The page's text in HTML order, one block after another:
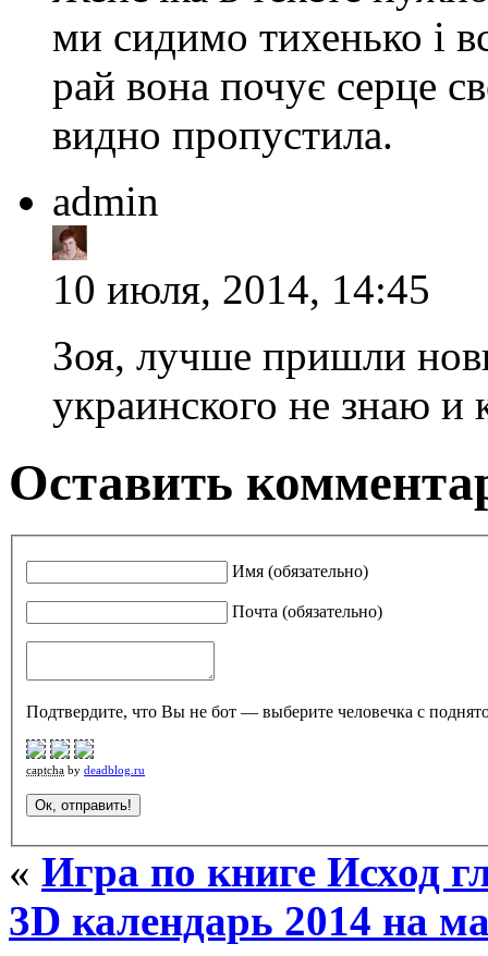
ми сидимо тихенько і
рай вона почує серце
видно пропустила.
admin
10 июля, 2014, 14:45
Зоя, лучше пришли
украинского не знаю
Оставить
Имя (обязательно)
Почта (обязательно)
Подтвердите, что Вы не бот — выберите человечка с
captcha by deadblog.ru
« Игра по книге Исход
3D календарь 2014 на